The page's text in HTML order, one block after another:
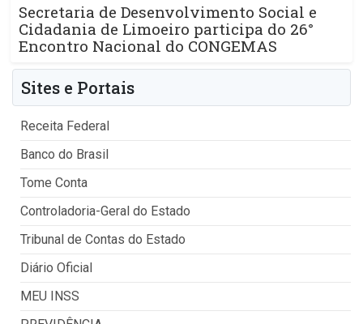
Secretaria de Desenvolvimento Social e
Cidadania de Limoeiro participa do 26°
Encontro Nacional do CONGEMAS
Sites e Portais
Receita Federal
Banco do Brasil
Tome Conta
Controladoria-Geral do Estado
Tribunal de Contas do Estado
Diário Oficial
MEU INSS